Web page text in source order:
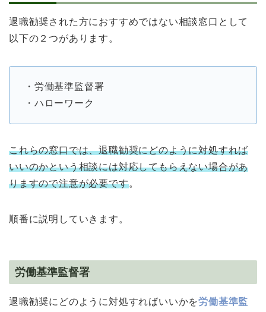
退職勧奨された方におすすめではない相談窓口として
以下の２つがあります。
・労働基準監督署
・ハローワーク
これらの窓口では、退職勧奨にどのように対処すれば
いいのかという相談には対応してもらえない場合があ
りますので注意が必要です。
順番に説明していきます。
労働基準監督署
退職勧奨にどのように対処すればいいかを労働基準監